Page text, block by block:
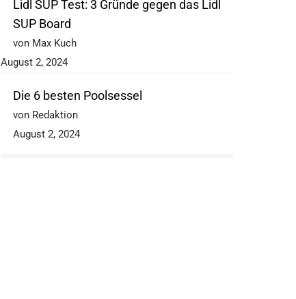
Lidl SUP Test: 3 Gründe gegen das Lidl
SUP Board
von Max Kuch
August 2, 2024
Die 6 besten Poolsessel
von Redaktion
August 2, 2024